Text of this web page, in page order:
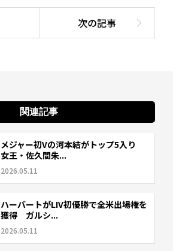
関連記事
メジャー初Vの河本結がトップ5入り
女王・佐久間朱...
2026.05.11
ハーバートがLIV初優勝で全米出場権を
獲得 ガルシ...
2026.05.11